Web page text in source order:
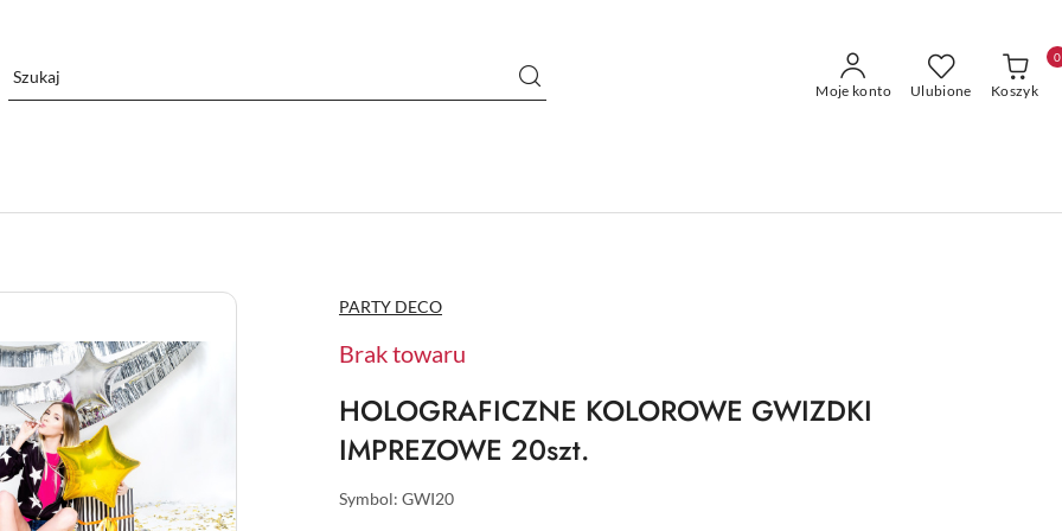
Moje konto Ulubione Koszyk
0
NAZWA
PRODUCENTA:
PARTY DECO
Brak towaru
HOLOGRAFICZNE KOLOROWE GWIZDKI
IMPREZOWE 20szt.
Symbol: GWI20